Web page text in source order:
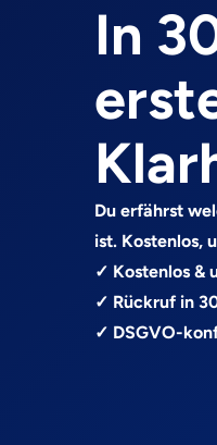
In
Du erfährst
ist. Kostenlos,
✓ Kostenlos &
✓ Rückruf in
✓ DSGVO-